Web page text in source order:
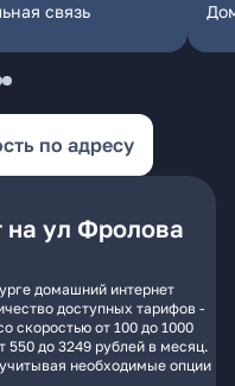
связь
по адресу
на ул Фролова
домашний интернет
доступных тарифов -
скоростью от 100 до 1000
до 3249 рублей в месяц.
необходимые опции